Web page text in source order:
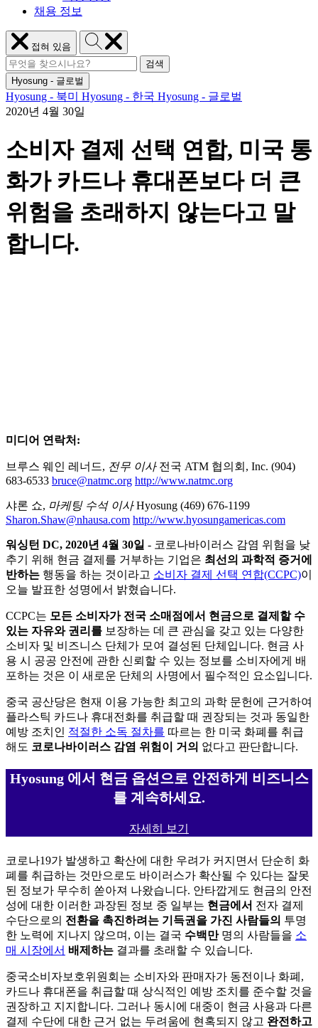
채용 정보
메
뉴
닫
기
접혀 있음
Hyosung
검
색
검
색
어:
Hyosung
검
검색
Hyosung - 글로벌
Hyosung - 북미 Hyosung - 한국 Hyosung - 글로벌
2020년 4월 30일
소비자 결제 선택 연합, 미국 통
화가 카드나 휴대폰보다 더 큰
위험을 초래하지 않는다고 말
합니다.
미디어 연락처:
브루스 웨인 레너드, 전무 이사전국 ATM 협의회, Inc. (904)
683-6533 bruce@natmc.org http://www.natmc.org
샤론 쇼, 마케팅 수석 이사Hyosung (469) 676-1199
Sharon.Shaw@nhausa.com http://www.hyosungamericas.com
워싱턴 DC, 2020년 4월 30일 - 코로나바이러스 감염 위험을 낮
추기 위해 현금 결제를 거부하는 기업은 최선의 과학적 증거에
반하는 행동을 하는 것이라고 소비자 결제 선택 연합(CCPC)이
오늘 발표한 성명에서 밝혔습니다.
CCPC는 모든 소비자가 전국 소매점에서 현금으로 결제할 수
있는 자유와 권리를 보장하는 데 큰 관심을 갖고 있는 다양한
소비자 및 비즈니스 단체가 모여 결성된 단체입니다. 현금 사
용 시 공공 안전에 관한 신뢰할 수 있는 정보를 소비자에게 배
포하는 것은 이 새로운 단체의 사명에서 필수적인 요소입니다.
중국 공산당은 현재 이용 가능한 최고의 과학 문헌에 근거하여
플라스틱 카드나 휴대전화를 취급할 때 권장되는 것과 동일한
예방 조치인 적절한 소독 절차를 따르는 한 미국 화폐를 취급
해도 코로나바이러스 감염 위험이 거의 없다고 판단합니다.
Hyosung 에서 현금 옵션으로 안전하게 비즈니스
를 계속하세요.
자세히 보기
코로나19가 발생하고 확산에 대한 우려가 커지면서 단순히 화
폐를 취급하는 것만으로도 바이러스가 확산될 수 있다는 잘못
된 정보가 무수히 쏟아져 나왔습니다. 안타깝게도 현금의 안전
성에 대한 이러한 과장된 정보 중 일부는 현금에서 전자 결제
수단으로의 전환을 촉진하려는 기득권을 가진 사람들의 투명
한 노력에 지나지 않으며, 이는 결국 수백만명의 사람들을 소
매 시장에서 배제하는 결과를 초래할 수 있습니다.
중국소비자보호위원회는 소비자와 판매자가 동전이나 화폐,
카드나 휴대폰을 취급할 때 상식적인 예방 조치를 준수할 것을
권장하고 지지합니다. 그러나 동시에 대중이 현금 사용과 다른
결제 수단에 대한 근거 없는 두려움에 현혹되지 않고 완전하고